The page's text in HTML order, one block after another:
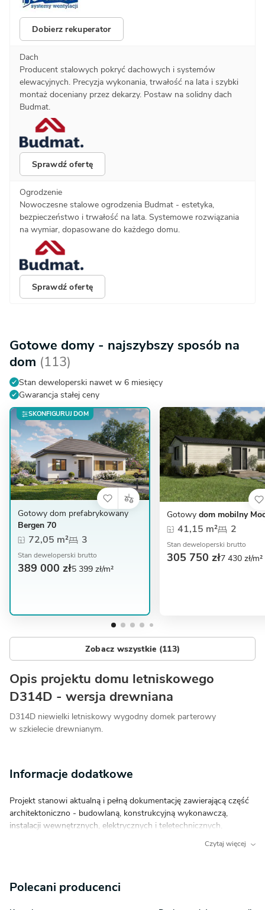
Dobierz rekuperator
Dach
Producent stalowych pokryć dachowych i systemów
elewacyjnych. Precyzja wykonania, trwałość na lata i szybki
montaż doceniany przez dekarzy. Postaw na solidny dach
Budmat.
Sprawdź ofertę
Ogrodzenie
Nowoczesne stalowe ogrodzenia Budmat - estetyka,
bezpieczeństwo i trwałość na lata. Systemowe rozwiązania
na wymiar, dopasowane do każdego domu.
Sprawdź ofertę
Gotowe domy - najszybszy sposób na
dom (113)
Stan deweloperski nawet w 6 miesięcy
Gwarancja stałej ceny
SKONFIGURUJ DOM
Gotowy dom prefabrykowany
Bergen 70
72,05 m² 3
Stan deweloperski brutto
389 000 zł5 399 zł/m²
Gotowy dom mobilny
41,15 m² 2
Stan deweloperski brutto
305 750 zł7 430 zł/m²
Zobacz wszystkie (113)
Opis projektu domu letniskowego
D314D - wersja drewniana
D314D niewielki letniskowy wygodny domek parterowy
w szkielecie drewnianym.
Informacje dodatkowe
Projekt stanowi aktualną i pełną dokumentację zawierającą część
architektoniczno - budowlaną, konstrukcyjną wykonawczą,
instalacji wewnętrznych, elektrycznych i teletechnicznych,
Dokumentacja zabezpieczona jest specjalną plombą, której
szczegółowych, pozwalających zapoznać się z projektem bez
Czytaj więcej
Polecani producenci